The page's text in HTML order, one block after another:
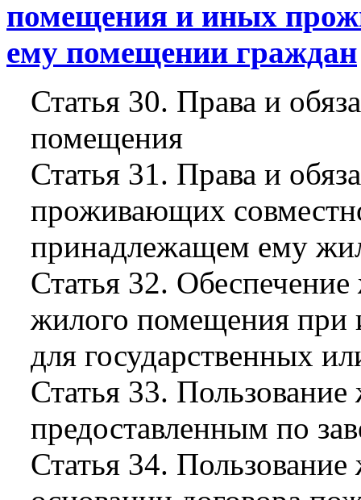
помещения и иных
ему помещении граждан
Статья 30. Права и
помещения
Статья 31. Права и
проживающих
принадлежащем ему
Статья 32.
жилого помещения при
для государственных
Статья 33.
предоставленным по
Статья 34.